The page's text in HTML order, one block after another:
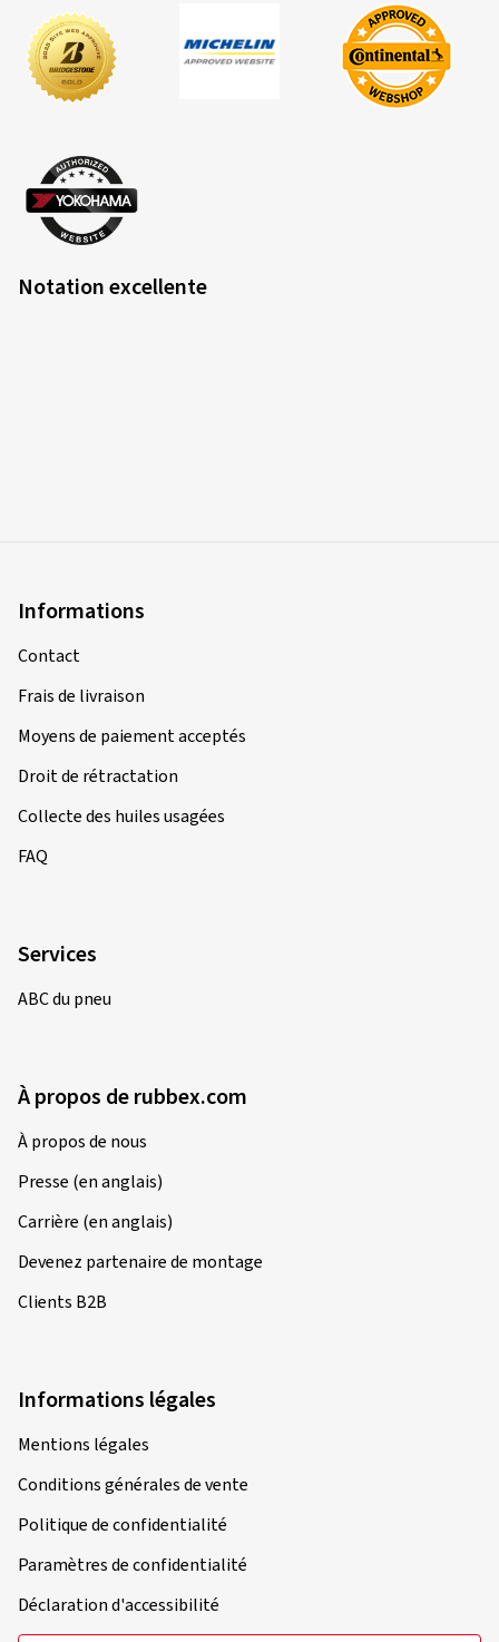
Notation excellente
Informations
Contact
Frais de livraison
Moyens de paiement acceptés
Droit de rétractation
Collecte des huiles usagées
FAQ
Services
ABC du pneu
À propos de rubbex.com
À propos de nous
Presse (en anglais)
Carrière (en anglais)
Devenez partenaire de montage
Clients B2B
Informations légales
Mentions légales
Conditions générales de vente
Politique de confidentialité
Paramètres de confidentialité
Déclaration d'accessibilité